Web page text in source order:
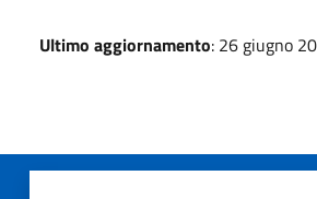
Ultimo aggiornamento: 26 giugno